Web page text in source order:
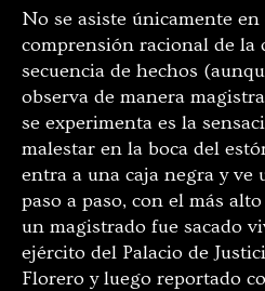
No se asiste únicamente
comprensión racional de la
secuencia de hechos
observa de manera
se experimenta es la
malestar en la boca del
entra a una caja negra y ve
paso a paso, con el más
un magistrado fue sacado
ejército del Palacio de
Florero y luego reportado